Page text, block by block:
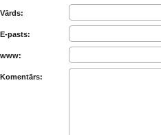
Vārds:
E-pasts:
www:
Komentārs: